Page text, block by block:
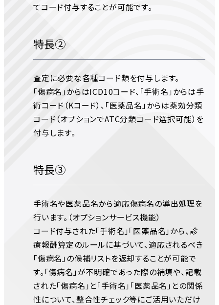
てコード付与することが可能です。
特長②
査定に必要な各種コード類を付与します。
「傷病名」からはICD10コード、「手術名」からは手
術コード（Kコード）、「医薬品名」からは薬効分類
コード（オプションでATC分類コード選択可能）を
付与します。
特長③
手術名や医薬品名から適応傷病名の導出処理を
行います。（オプションサービス機能）
コード付与された「手術名」「医薬品名」から、診
療報酬算定のルールに基づいて、適応されるべき
「傷病名」の候補リストを返却することが可能で
す。「傷病名」が不明確であった際の補填や、記載
された「傷病名」と「手術名」「医薬品名」との関係
性について、整合性チェック等にご活用いただけ